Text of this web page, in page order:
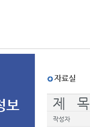
보
자료실
제 목
작성자